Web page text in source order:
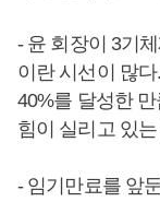
- 윤 회장이 3기
이란 시선이 많
40%를 달성한
힘이 실리고 있
- 임기만료를 앞